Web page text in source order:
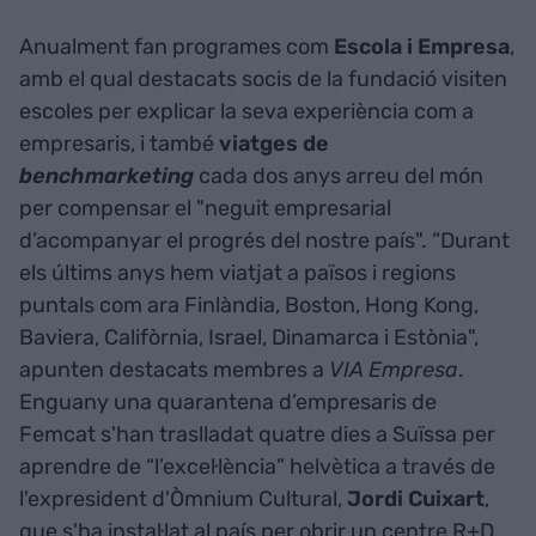
Anualment fan programes com Escola i Empresa,
amb el qual destacats socis de la fundació visiten
escoles per explicar la seva experiència com a
empresaris, i també viatges de
benchmarketing cada dos anys arreu del món
per compensar el "neguit empresarial
d’acompanyar el progrés del nostre país". “Durant
els últims anys hem viatjat a països i regions
puntals com ara Finlàndia, Boston, Hong Kong,
Baviera, Califòrnia, Israel, Dinamarca i Estònia",
apunten destacats membres a VIA Empresa.
Enguany una quarantena d’empresaris de
Femcat s'han traslladat quatre dies a Suïssa per
aprendre de “l’excel·lència” helvètica a través de
l'expresident d'Òmnium Cultural, Jordi Cuixart,